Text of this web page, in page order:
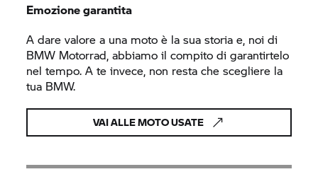
Emozione garantita
A dare valore a una moto è la sua storia e, noi di
BMW Motorrad, abbiamo il compito di garantirtelo
nel tempo. A te invece, non resta che scegliere la
tua BMW.
VAI ALLE MOTO USATE